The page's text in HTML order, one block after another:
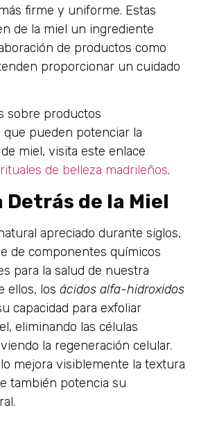
firme y uniforme. Estas
de la miel un ingrediente
de productos como
proporcionar un cuidado
sobre productos
pueden potenciar la
miel, visita este enlace
rituales de belleza madrileños.
Detrás de la Miel
apreciado durante siglos,
de componentes químicos
para la salud de nuestra
ellos, los ácidos alfa-hidroxidos
capacidad para exfoliar
eliminando las células
la regeneración celular.
mejora visiblemente la textura
también potencia su